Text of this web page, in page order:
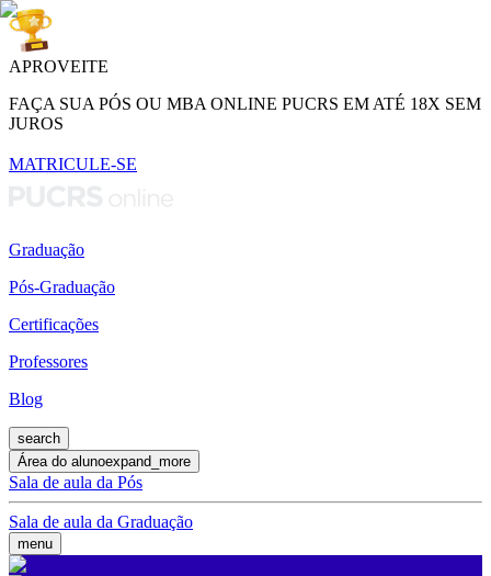
APROVEITE
FAÇA SUA PÓS OU MBA ONLINE PUCRS EM ATÉ 18X SEM
JUROS
MATRICULE-SE
Graduação
Pós-Graduação
Certificações
Professores
Blog
search
Área do alunoexpand_more
Sala de aula da Pós
Sala de aula da Graduação
menu